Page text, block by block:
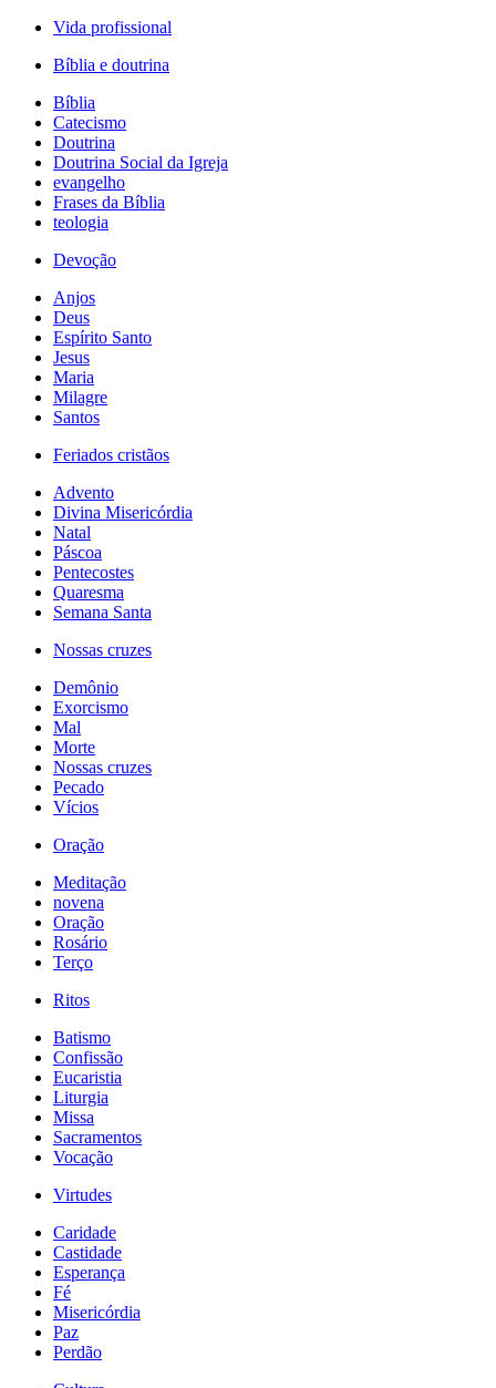
Vida profissional
Bíblia e doutrina
Bíblia
Catecismo
Doutrina
Doutrina Social da Igreja
evangelho
Frases da Bíblia
teologia
Devoção
Anjos
Deus
Espírito Santo
Jesus
Maria
Milagre
Santos
Feriados cristãos
Advento
Divina Misericórdia
Natal
Páscoa
Pentecostes
Quaresma
Semana Santa
Nossas cruzes
Demônio
Exorcismo
Mal
Morte
Nossas cruzes
Pecado
Vícios
Oração
Meditação
novena
Oração
Rosário
Terço
Ritos
Batismo
Confissão
Eucaristia
Liturgia
Missa
Sacramentos
Vocação
Virtudes
Caridade
Castidade
Esperança
Fé
Misericórdia
Paz
Perdão